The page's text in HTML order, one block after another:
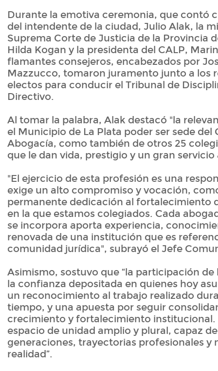
Durante la emotiva ceremonia, que contó
del intendente de la ciudad, Julio Alak, la
Suprema Corte de Justicia de la Provincia
Hilda Kogan y la presidenta del CALP,
flamantes consejeros, encabezados por
Mazzucco, tomaron juramento junto a los
electos para conducir el Tribunal de
Directivo.
Al tomar la palabra, Alak destacó "la
el Municipio de La Plata poder ser sede del
Abogacía, como también de otros 25
que le dan vida, prestigio y un gran servicio
"El ejercicio de esta profesión es una
exige un alto compromiso y vocación,
permanente dedicación al fortalecimiento
en la que estamos colegiados. Cada
se incorpora aporta experiencia,
renovada de una institución que es
comunidad jurídica", subrayó el Jefe
Asimismo, sostuvo que “la participación
la confianza depositada en quienes hoy
un reconocimiento al trabajo realizado
tiempo, y una apuesta por seguir
crecimiento y fortalecimiento
espacio de unidad amplio y plural, capaz
generaciones, trayectorias profesionales y
realidad”.